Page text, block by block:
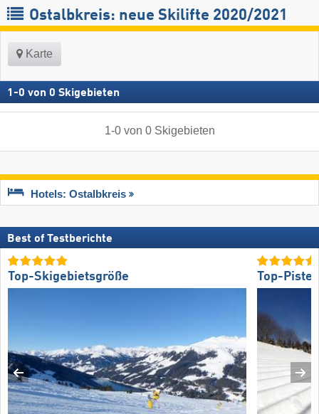
Ostalbkreis: neue Skilifte 2020/2021
Karte
1 -0 von 0 Skigebieten
1-0von 0 Skigebieten
Hotels: Ostalbkreis
Best of Testberichte
Top-Skigebietsgröße Top-